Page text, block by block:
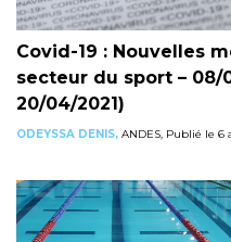
Covid-19 : Nouvelles
secteur du sport – 08/
20/04/2021)
ODEYSSA DENIS, ANDES, Publié le 6